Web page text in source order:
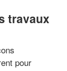
travaux
pour